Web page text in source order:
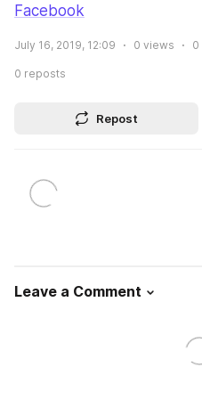
Facebook
July 16, 2019, 12:09 0 views 0
0 reposts
Repost
Leave a Comment